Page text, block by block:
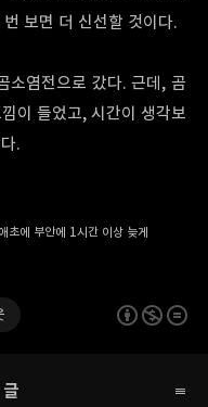
보면 더 신선할 것이다.
소염전으로 갔다. 근데, 곰
이 들었고, 시간이 생각보
.
초에 부안에 1시간 이상 늦게